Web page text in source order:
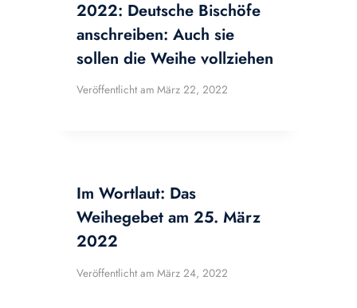
2022: Deutsche Bischöfe
anschreiben: Auch sie
sollen die Weihe vollziehen
Veröffentlicht am März 22, 2022
Im Wortlaut: Das
Weihegebet am 25. März
2022
Veröffentlicht am März 24, 2022